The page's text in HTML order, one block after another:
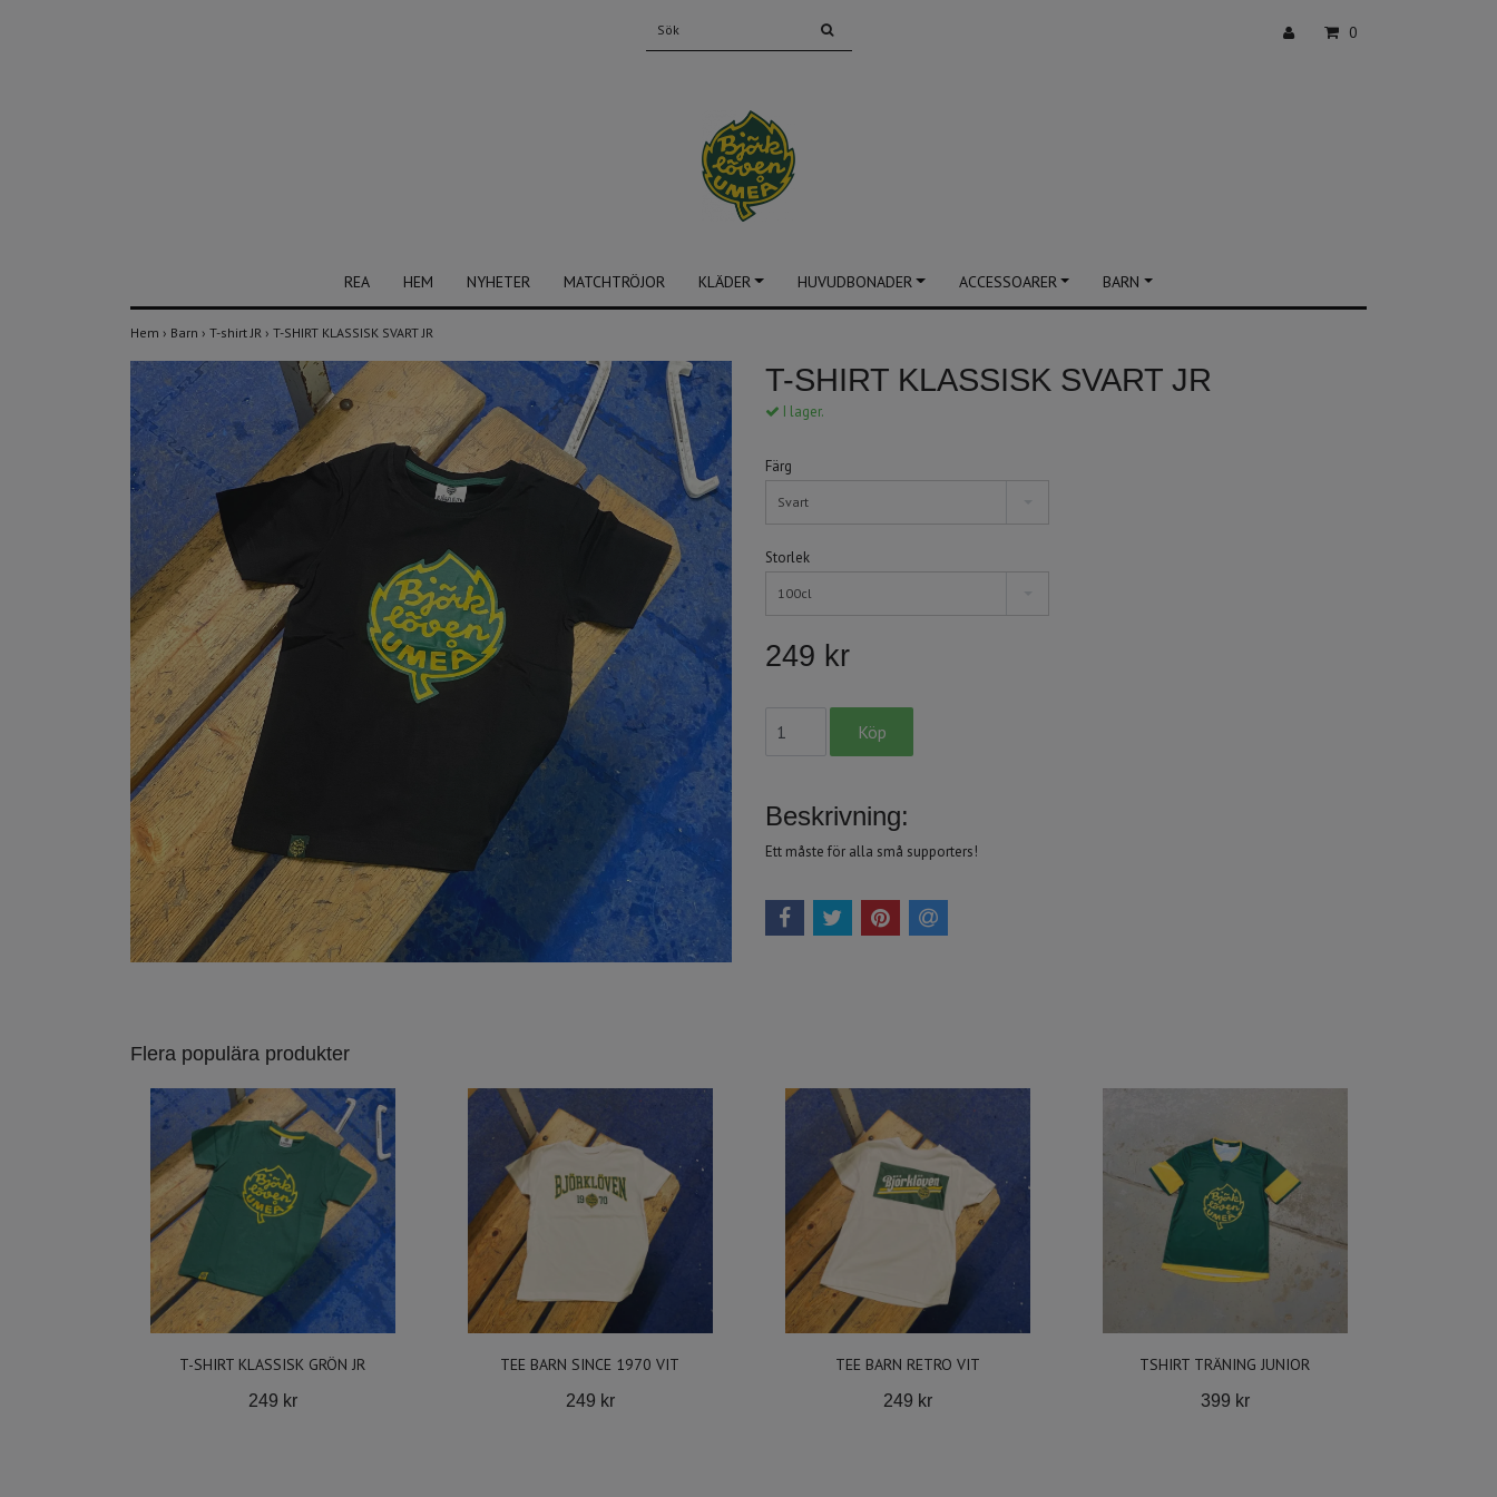
0
REA HEM NYHETER MATCHTRÖJOR KLÄDER HUVUDBONADER ACCESSOARER BARN
Hem › Barn › T-shirt JR › T-SHIRT KLASSISK SVART JR
T-SHIRT KLASSISK SVART JR
I lager.
Färg
Svart
Storlek
100cl
249 kr
Beskrivning:
Ett måste för alla små supporters!
Flera populära produkter
T-SHIRT KLASSISK GRÖN JR
249 kr
TEE BARN SINCE 1970 VIT
249 kr
TEE BARN RETRO VIT
249 kr
TSHIRT TRÄNING JUNIOR
399 kr